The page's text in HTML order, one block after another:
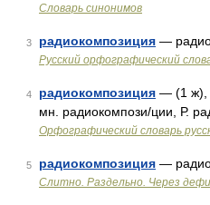
Словарь синонимов
3 радиокомпозиция —
Русский орфографический
4 радиокомпозиция — (1 ж),
мн. радиокомпози/ции, Р.
Орфографический словарь
5 радиокомпозиция —
Слитно. Раздельно. Через